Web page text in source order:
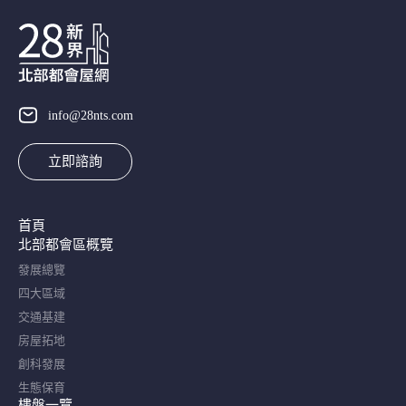
info@28nts.com
立即諮詢
首頁
北部都會區概覽​
發展總覽
四大區域
交通基建
房屋拓地
創科發展
生態保育